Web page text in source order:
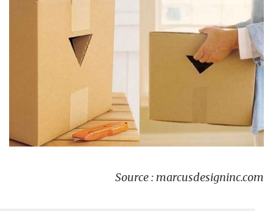
Source : marcusdesigninc.com